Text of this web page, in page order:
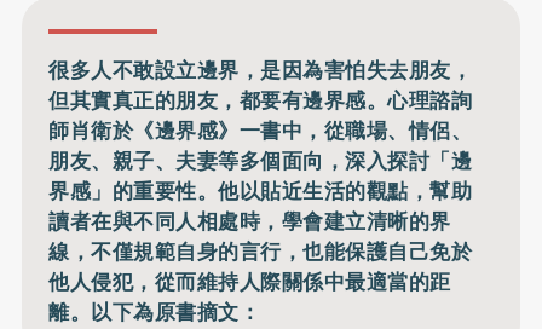
很多人不敢設立邊界，是因為害怕失去朋友，
但其實真正的朋友，都要有邊界感。心理諮詢
師肖衛於《邊界感》一書中，從職場、情侶、
朋友、親子、夫妻等多個面向，深入探討「邊
界感」的重要性。他以貼近生活的觀點，幫助
讀者在與不同人相處時，學會建立清晰的界
線，不僅規範自身的言行，也能保護自己免於
他人侵犯，從而維持人際關係中最適當的距
離。以下為原書摘文：